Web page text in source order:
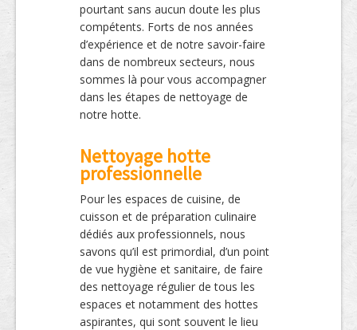
pourtant sans aucun doute les plus
compétents. Forts de nos années
d’expérience et de notre savoir-faire
dans de nombreux secteurs, nous
sommes là pour vous accompagner
dans les étapes de nettoyage de
notre hotte.
Nettoyage hotte
professionnelle
Pour les espaces de cuisine, de
cuisson et de préparation culinaire
dédiés aux professionnels, nous
savons qu’il est primordial, d’un point
de vue hygiène et sanitaire, de faire
des nettoyage régulier de tous les
espaces et notamment des hottes
aspirantes, qui sont souvent le lieu